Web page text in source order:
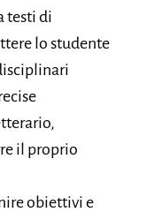
testi di
lo studente
il proprio
obiettivi e